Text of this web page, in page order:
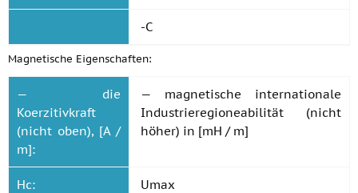
-C
Magnetische Eigenschaften:
— die
Koerzitivkraft
(nicht oben), [A /
m]:
— magnetische internationale
Industrieregioneabilität (nicht
höher) in [mH / m]
Hc: Umax